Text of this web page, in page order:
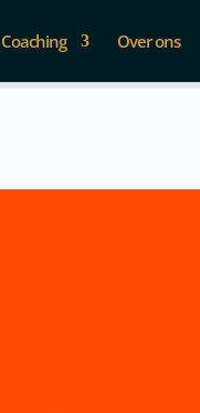
Coaching Over ons